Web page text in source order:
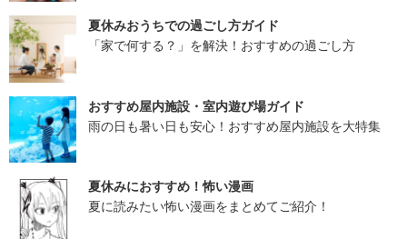
夏休みおうちでの過ごし方ガイド
「家で何する？」を解決！おすすめの過ごし方
おすすめ屋内施設・室内遊び場ガイド
雨の日も暑い日も安心！おすすめ屋内施設を大特集
夏休みにおすすめ！怖い漫画
夏に読みたい怖い漫画をまとめてご紹介！